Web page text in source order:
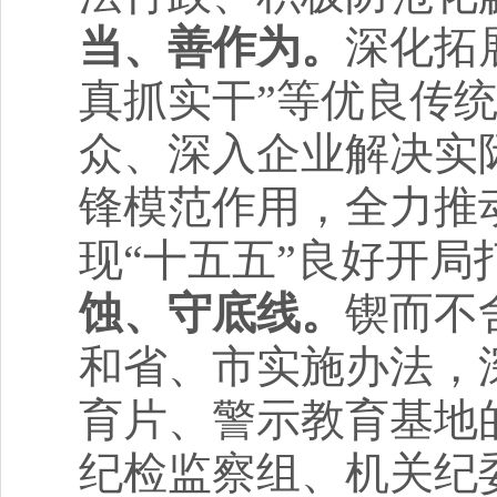
当、善作为。 深化拓
真抓实干”等优良传
众、深入企业解决
锋模范作用，全力推
现“十五五”良好开局
蚀、守底线。 锲而不
和省、市实施办法，
育片、警示教育基地
纪检监察组、机关纪